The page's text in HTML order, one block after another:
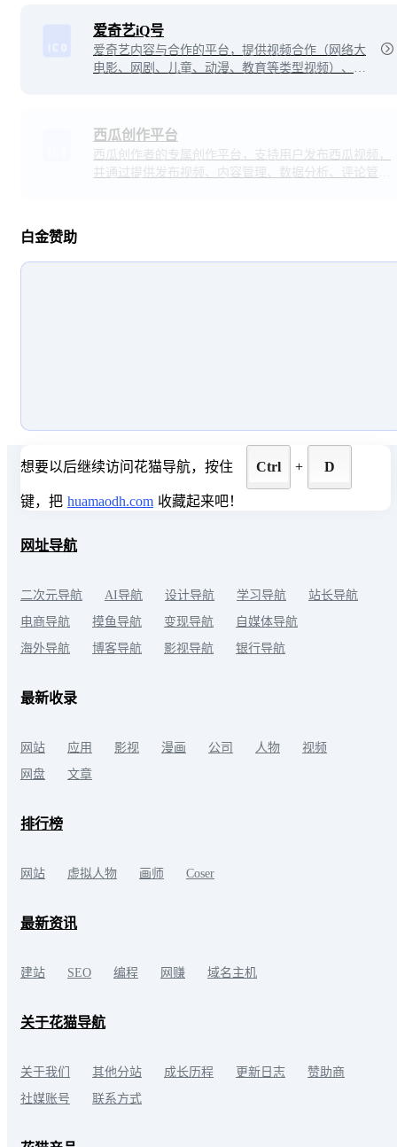
爱奇艺iQ号
爱奇艺内容与合作的平台，提供视频合作（网络大
电影、网剧、儿童、动漫、教育等类型视频）、自
西瓜创作平台
西瓜创作者的专属创作平台，支持用户发布西瓜视频，
并通过提供发布视频、内容管理、数据分析、评论管
白金赞助
想要以后继续访问花猫导航，按住 Ctrl + D
键，把 huamaodh.com 收藏起来吧！
网址导航
二次元导航 AI导航 设计导航 学习导航
站长导航
电商导航
摸鱼导航 变现导航
自媒体导航
海外导航
博客导航 影视导航 银行导航
最新收录
网站 应用 影视 漫画 公司 人物
视频
网盘
文章
排行榜
网站 虚拟人物 画师 Coser
最新资讯
建站 SEO 编程 网赚 域名主机
关于花猫导航
关于我们 其他分站 成长历程 更新日志
赞助商
社媒账号
联系方式